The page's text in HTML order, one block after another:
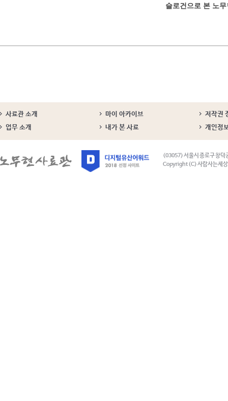
슬로건으로 본 노
사료관 소개 마이 아카이브
저작권
업무 소개
내가 본 사료 개인정
(03057) 서울시 종로구 창덕
Copyright (C) 사람사는세